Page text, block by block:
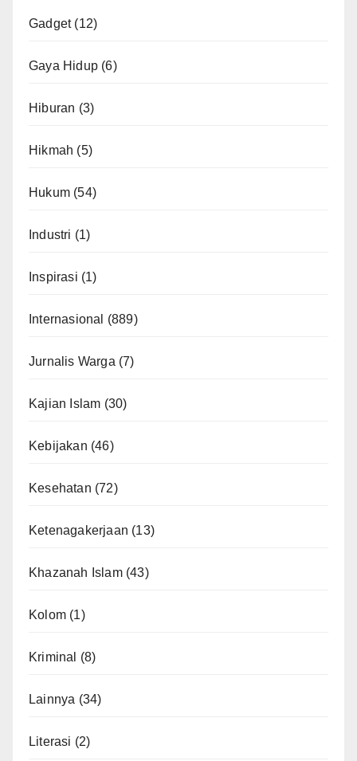
Gadget(12)
Gaya Hidup (6)
Hiburan (3)
Hikmah (5)
Hukum (54)
Industri (1)
Inspirasi (1)
Internasional (889)
Jurnalis Warga (7)
Kajian Islam (30)
Kebijakan (46)
Kesehatan (72)
Ketenagakerjaan (13)
Khazanah Islam(43)
Kolom (1)
Kriminal (8)
Lainnya (34)
Literasi (2)